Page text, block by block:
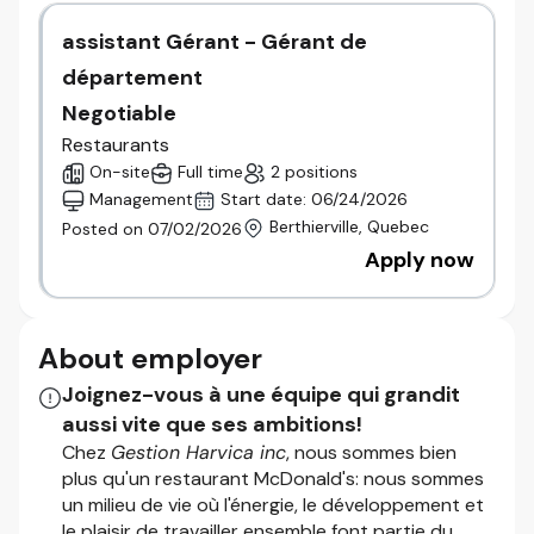
collègues et vous-même
Gérer et diriger une équipe composée de
gérants et d’équipiers
Prendre part à des événements locaux ayant
un impact positif sur votre communauté
Veiller au respect de notre méthodologie
reconnue en matière de propreté
Générer des ventes et des profits, et, en
retour, accroître votre valeur, tant
Bien qu’une expérience de travail dans le milieu de la
restauration ou du commerce de détail à titre de
barista, de serveur, d’associé aux ventes, de
caissier, de membre d’une équipe ou de
représentant commercial à titre de gérant puisse
être utile et appréciée, le plus important est la
assistant Gérant - Gérant de
département
Negotiable
Restaurants
On-site Full time
2 positions
Management
Start date: 06/24/2026
Posted on 07/02/2026
Berthierville, Quebec
Apply now
About employer
Joignez-vous à une équipe qui grandit
aussi vite que ses ambitions!
Chez Gestion Harvica inc, nous sommes bien
plus qu'un restaurant McDonald's: nous sommes
un milieu de vie où l'énergie, le développement et